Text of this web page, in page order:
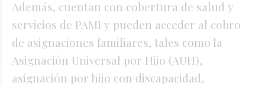
Además, cuentan con cobertura de salud y
servicios de PAMI y pueden acceder al cobro
de asignaciones familiares, tales como la
Asignación Universal por Hijo (AUH),
asignación por hijo con discapacidad,